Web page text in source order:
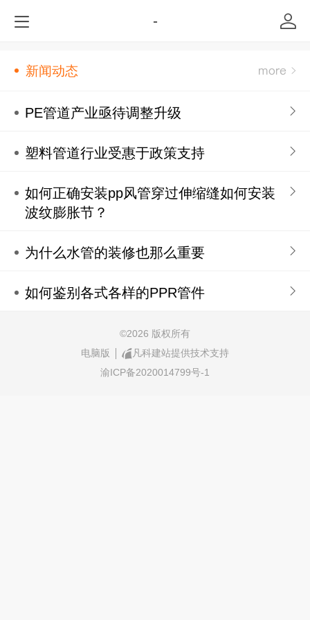
-
新闻动态
PE管道产业亟待调整升级
塑料管道行业受惠于政策支持
如何正确安装pp风管穿过伸缩缝如何安装
波纹膨胀节？
为什么水管的装修也那么重要
如何鉴别各式各样的PPR管件
©2026 版权所有
电脑版
凡科建站提供技术支持
渝ICP备2020014799号-1